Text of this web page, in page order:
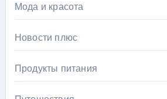
Мода и красота
Новости плюс
Продукты питания